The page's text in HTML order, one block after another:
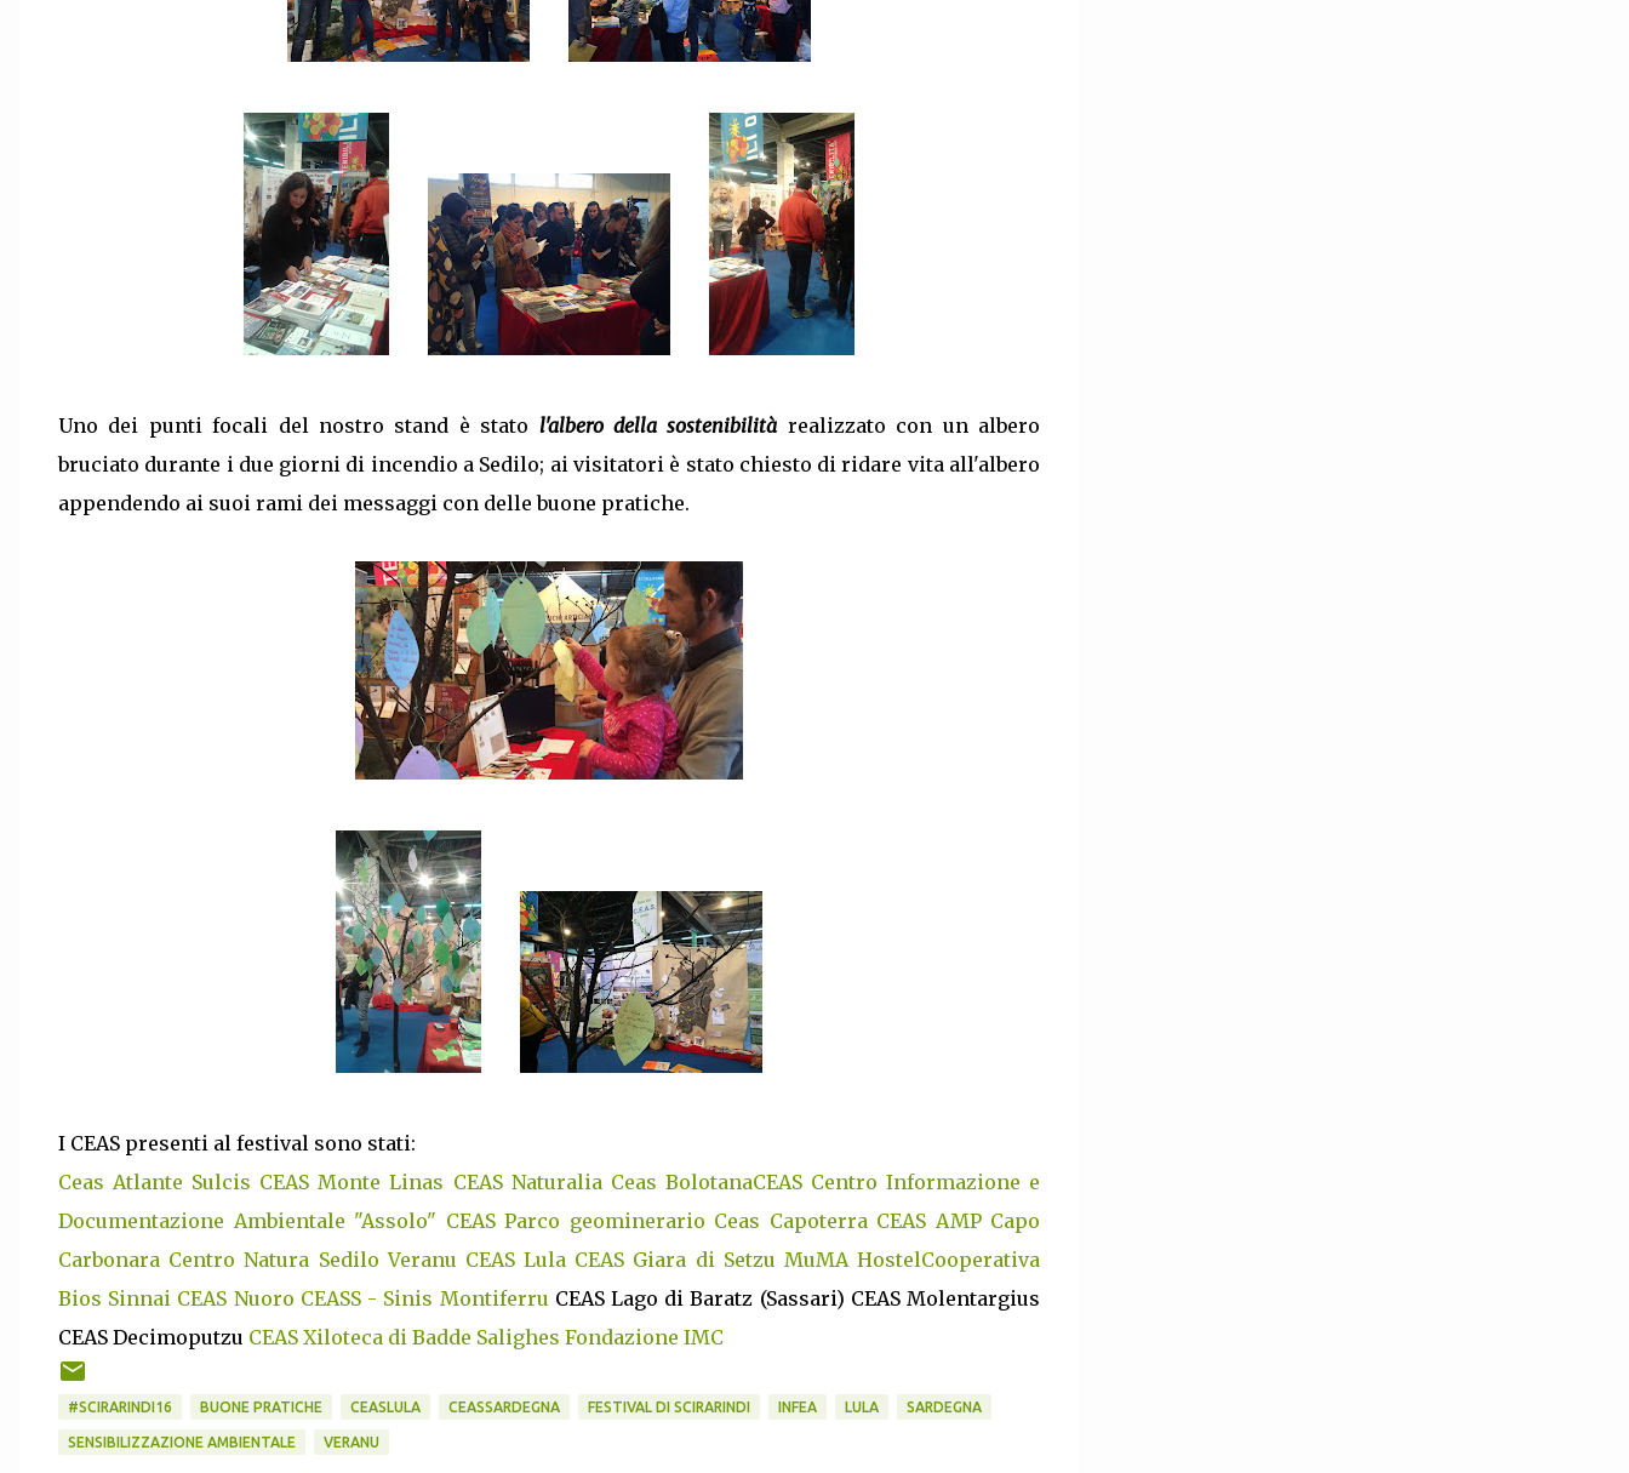
Uno dei punti focali del nostro stand è stato l'albero della sostenibilità realizzato con un albero
bruciato durante i due giorni di incendio a Sedilo; ai visitatori è stato chiesto di ridare vita all'albero
appendendo ai suoi rami dei messaggi con delle buone pratiche.
I CEAS presenti al festival sono stati:
Ceas Atlante Sulcis CEAS Monte Linas CEAS Naturalia Ceas BolotanaCEAS Centro Informazione e
Documentazione Ambientale "Assolo" CEAS Parco geominerario Ceas Capoterra CEAS AMP Capo
Carbonara Centro Natura Sedilo Veranu CEAS Lula CEAS Giara di Setzu MuMA HostelCooperativa
Bios Sinnai CEAS Nuoro CEASS - Sinis Montiferru CEAS Lago di Baratz (Sassari) CEAS Molentargius
CEAS Decimoputzu CEAS Xiloteca di Badde Salighes Fondazione IMC
#SCIRARINDI16 BUONE PRATICHE CEASLULA CEASSARDEGNA FESTIVAL DI SCIRARINDI INFEA LULA SARDEGNA
SENSIBILIZZAZIONE AMBIENTALE VERANU